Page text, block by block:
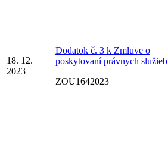
18. 12.
2023
Dodatok č. 3 k Zmluve o
poskytovaní právnych služieb
ZOU1642023